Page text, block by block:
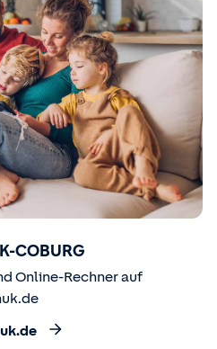
COBURG
Online-Rechner auf